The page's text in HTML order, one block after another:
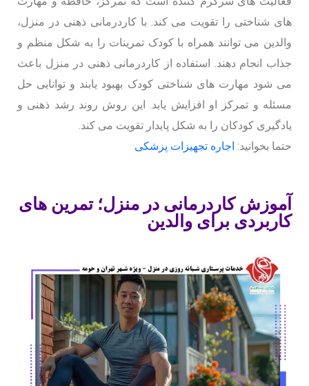
های شناختی را تقویت می کند. با کاردرمانی ذهنی در منزل،
والدین می توانند همراه با کودک تمرینات را به شکل منظم و
جذاب انجام دهند. استفاده از کاردرمانی ذهنی در منزل باعث
می شود مهارت های شناختی کودک بهبود یابند و توانایی حل
مسئله و تمرکز او افزایش یابد. این روش روند رشد ذهنی و
یادگیری کودکان را به شکل پایدار تقویت می کند.
حتما بخوانید: اجاره تجهیزات پزشکی
آموزش کاردرمانی در منزل؛ تمرین های
کاربردی برای والدین